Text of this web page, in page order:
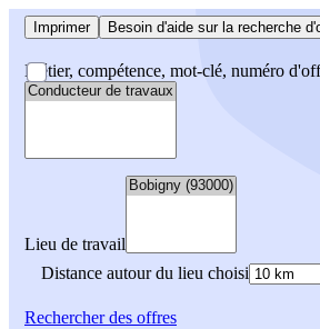
Imprimer Besoin d'aide sur la recherche
Métier, compétence, mot-clé, numéro
Lieu de travail
Distance autour du lieu choisi
Rechercherdes offres